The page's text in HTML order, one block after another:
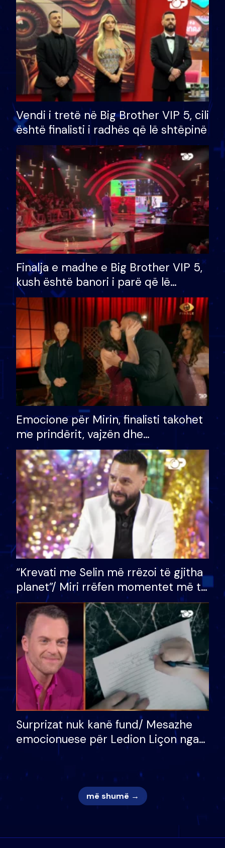
Vendi i tretë në Big Brother VIP 5, cili
është finalisti i radhës që lë shtëpinë
Finalja e madhe e Big Brother VIP 5,
kush është banori i parë që lë
shtëpinë dhe humb mundësinë për
të fituar çmimin e madh
Emocione për Mirin, finalisti takohet
me prindërit, vajzën dhe
bashkëshorten: S’kemi ndonjë letër
divorci apo jo?
“Krevati me Selin më rrëzoi të gjitha
planet”/ Miri rrëfen momentet më të
bukura në shtëpinë e BB VIP: Do më
mungojë zilja e mëngjesit kur…
Surprizat nuk kanë fund/ Mesazhe
emocionuese për Ledion Liçon nga
nëna dhe fëmijët e tij, moderatori
nuk i mban dot lotët: Nuk meritoj…
më shumë →